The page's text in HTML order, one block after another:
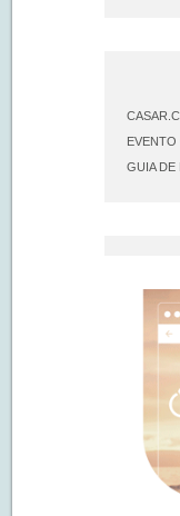
EVENTO
GUIA DE